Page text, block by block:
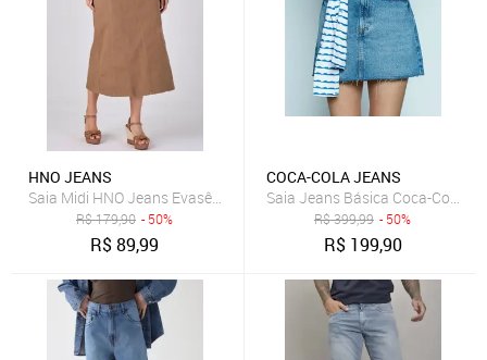
HNO JEANS
Saia Midi HNO Jeans Evasê com Cinto e Cintura Alta Marrom
R$179,90 - 50%
R$89,99
COCA-COLA JEANS
Saia Jeans Básica Coca-Cola
R$399,99 - 50%
R$ 199,90